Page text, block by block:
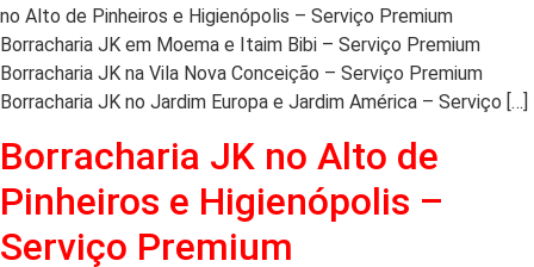
no Alto de Pinheiros e Higienópolis – Serviço Premium
Borracharia JK em Moema e Itaim Bibi – Serviço Premium
Borracharia JK na Vila Nova Conceição – Serviço Premium
Borracharia JK no Jardim Europa e Jardim América – Serviço […]
Borracharia JK no Alto de
Pinheiros e Higienópolis –
Serviço Premium